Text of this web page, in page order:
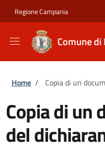
Regione Campania
Comune di
Briciole di
Home / Copia di un
Copia di un
del